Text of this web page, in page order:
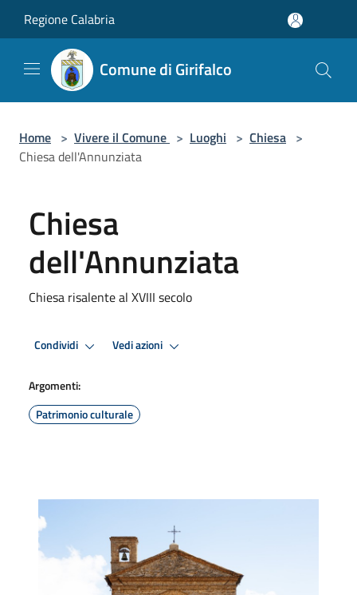
Regione Calabria
Comune di Girifalco
Home > Vivere il Comune > Luoghi > Chiesa >
Chiesa dell'Annunziata
Chiesa
dell'Annunziata
Chiesa risalente al XVIII secolo
Condividi Vedi azioni
Argomenti:
Patrimonio culturale